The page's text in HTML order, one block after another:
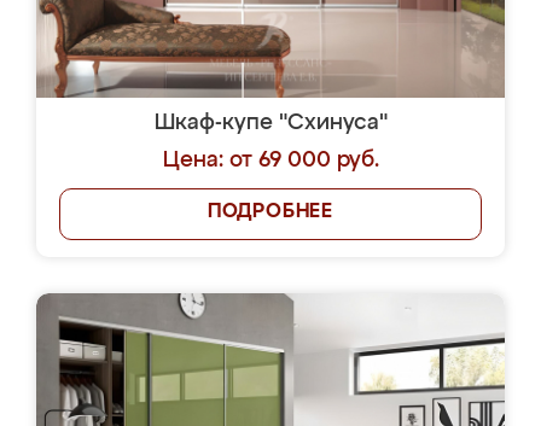
Шкаф-купе "Схинуса"
Цена: от 69 000 руб.
ПОДРОБНЕЕ